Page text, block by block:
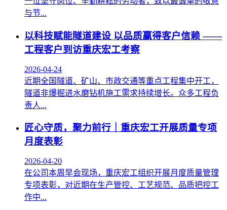
与节...
以科技赋能隧道建设 以品质赢得客户信赖 ——
工程客户到访重庆宏工考察
2026-04-24
近期全国隧道、矿山、市政交通等重点工程集中开工，
隧道非爆掘进水磨钻机施工需求持续增长。众多工程负
责人...
匠心守质，聚力前行｜重庆宏工开展质量专项
月度表彰
2026-04-20
在公司本周早会现场，重庆宏工组织开展月度质量管理
专项表彰，对近期在生产管控、工艺规范、品质把控工
作中...